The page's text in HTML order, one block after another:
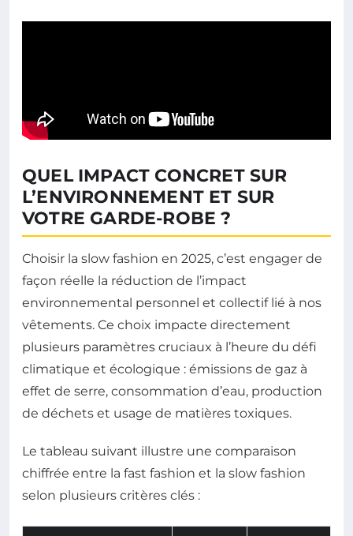
QUEL IMPACT CONCRET SUR
L’ENVIRONNEMENT ET SUR
VOTRE GARDE-ROBE ?
Choisir la slow fashion en 2025, c’est engager de
façon réelle la réduction de l’impact
environnemental personnel et collectif lié à nos
vêtements. Ce choix impacte directement
plusieurs paramètres cruciaux à l’heure du défi
climatique et écologique : émissions de gaz à
effet de serre, consommation d’eau, production
de déchets et usage de matières toxiques.
Le tableau suivant illustre une comparaison
chiffrée entre la fast fashion et la slow fashion
selon plusieurs critères clés :